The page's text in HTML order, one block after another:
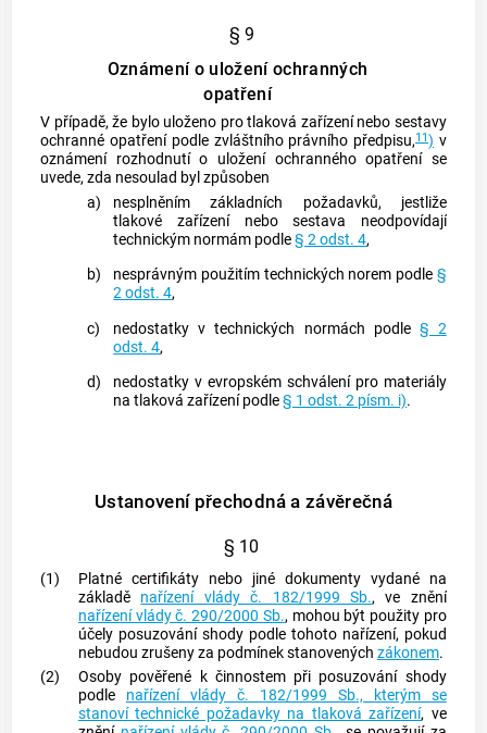
§ 9
Oznámení o uložení ochranných
opatření
V případě, že bylo uloženo pro tlaková zařízení nebo sestavy
ochranné opatření podle zvláštního právního předpisu,11) v
oznámení rozhodnutí o uložení ochranného opatření se
uvede, zda nesoulad byl způsoben
a)
nesplněním základních požadavků, jestliže
tlakové zařízení nebo sestava neodpovídají
technickým normám podle§ 2 odst. 4,
b)
nesprávným použitím technických norem podle §
2 odst. 4,
c)
nedostatky v technických normách podle § 2
odst. 4,
d)
nedostatky v evropském schválení pro materiály
na tlaková zařízení podle§ 1 odst. 2 písm. i).
Ustanovení přechodná a závěrečná
§ 10
(1)
Platné certifikáty nebo jiné dokumenty vydané na
základě nařízení vlády č. 182/1999 Sb., ve znění
nařízení vlády č. 290/2000 Sb., mohou být použity pro
účely posuzování shody podle tohoto nařízení, pokud
nebudou zrušeny za podmínek stanovených zákonem.
(2)
Osoby pověřené k činnostem při posuzování shody
podle nařízení vlády č. 182/1999 Sb., kterým se
stanoví technické požadavky na tlaková zařízení, ve